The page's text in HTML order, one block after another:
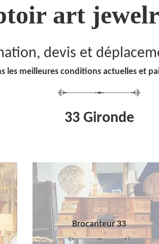
art
devis et
les meilleures conditions actuelles et
33 Gironde
Brocanteur 33